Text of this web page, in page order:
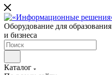
Оборудование для образования
и бизнеса
Каталог